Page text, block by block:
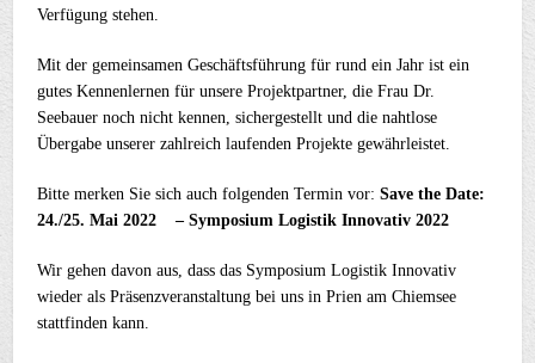
Verfügung stehen.
Mit der gemeinsamen Geschäftsführung für rund ein Jahr ist ein
gutes Kennenlernen für unsere Projektpartner, die Frau Dr.
Seebauer noch nicht kennen, sichergestellt und die nahtlose
Übergabe unserer zahlreich laufenden Projekte gewährleistet.
Bitte merken Sie sich auch folgenden Termin vor:Save the Date:
24./25. Mai 2022 –Symposium Logistik Innovativ 2022
Wir gehen davon aus, dass das Symposium Logistik Innovativ
wieder als Präsenzveranstaltung bei uns in Prien am Chiemsee
stattfinden kann.